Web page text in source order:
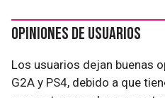
Opiniones de usuarios
Los usuarios dejan buenas
G2A y PS4, debido a que